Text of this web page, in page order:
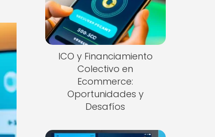
ICO y Financiamiento
Colectivo en
Ecommerce:
Oportunidades y
Desafíos